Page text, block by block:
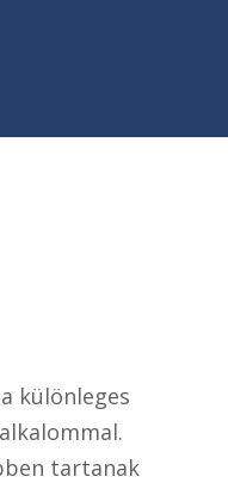
különleges
tartanak